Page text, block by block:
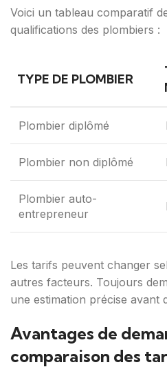
Voici un tableau comparatif
qualifications des plombiers :
TYPE DE PLOMBIER
Plombier diplômé
Plombier non diplômé
Plombier auto-
entrepreneur
Les tarifs peuvent changer
autres facteurs. Toujours
une estimation précise avant
Avantages de
comparaison des